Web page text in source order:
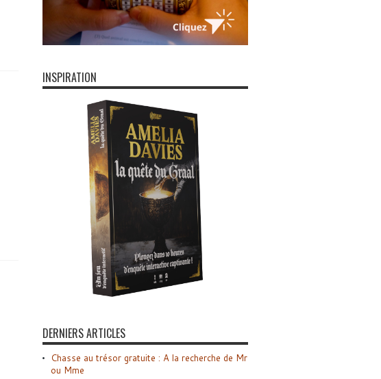
INSPIRATION
DERNIERS ARTICLES
Chasse au trésor gratuite : A la recherche de Mr
ou Mme